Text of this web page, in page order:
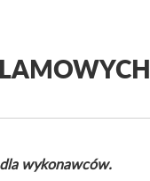
wykonawców.